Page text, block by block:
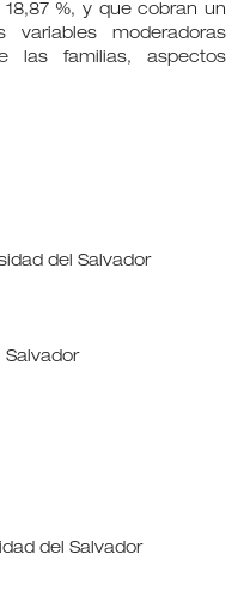
%, y que cobran un
variables moderadoras
las familias, aspectos
del Salvador
Salvador
del Salvador